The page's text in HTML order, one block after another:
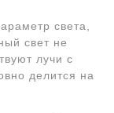
света,
свет не
лучи с
делится на